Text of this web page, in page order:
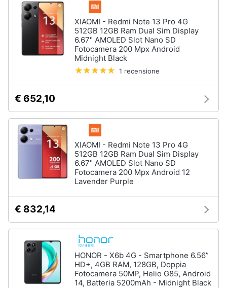
XIAOMI - Redmi Note 13 Pro 4G
512GB 12GB Ram Dual Sim Display
6.67" AMOLED Slot Nano SD
Fotocamera 200 Mpx Android
Midnight Black
1 recensione
€ 652,10
XIAOMI - Redmi Note 13 Pro 4G
512GB 12GB Ram Dual Sim Display
6.67" AMOLED Slot Nano SD
Fotocamera 200 Mpx Android 12
Lavender Purple
€ 832,14
HONOR - X6b 4G - Smartphone 6.56”
HD+, 4GB RAM, 128GB, Doppia
Fotocamera 50MP, Helio G85, Android
14, Batteria 5200mAh - Midnight Black